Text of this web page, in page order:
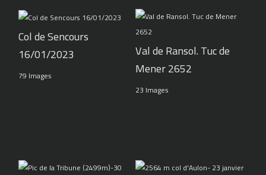
Col de Sencours
16/01/2023
79 Images
Val de Ransol. Tuc de
Mener 2652
23 Images